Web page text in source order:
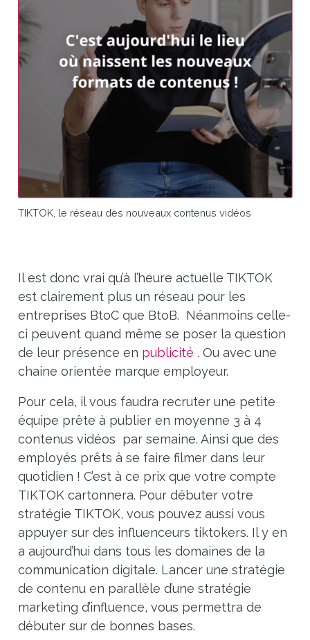
TIKTOK, le réseau des nouveaux contenus vidéos
Il est donc vrai qu’à l’heure actuelle TIKTOK
est clairement plus un réseau pour les
entreprises BtoC que BtoB. Néanmoins celle-
ci peuvent quand même se poser la question
de leur présence en publicité . Ou avec une
chaine orientée marque employeur.
Pour cela, il vous faudra recruter une petite
équipe prête à publier en moyenne 3 à 4
contenus vidéos par semaine. Ainsi que des
employés prêts à se faire filmer dans leur
quotidien ! C’est à ce prix que votre compte
TIKTOK cartonnera. Pour débuter votre
stratégie TIKTOK, vous pouvez aussi vous
appuyer sur des influenceurs tiktokers. Il y en
a aujourd’hui dans tous les domaines de la
communication digitale. Lancer une stratégie
de contenu en parallèle d’une stratégie
marketing d’influence, vous permettra de
débuter sur de bonnes bases.